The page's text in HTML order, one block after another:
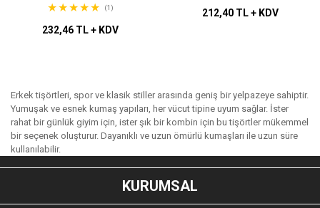
(1)
232,46 TL + KDV
212,40 TL + KDV
Erkek tişörtleri, spor ve klasik stiller arasında geniş bir yelpazeye sahiptir.
Yumuşak ve esnek kumaş yapıları, her vücut tipine uyum sağlar. İster
rahat bir günlük giyim için, ister şık bir kombin için bu tişörtler mükemmel
bir seçenek oluşturur. Dayanıklı ve uzun ömürlü kumaşları ile uzun süre
kullanılabilir.
KURUMSAL